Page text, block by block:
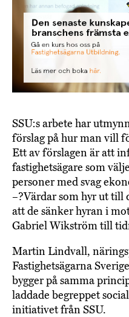
SSU:s arbete har
förslag på hur man vill
Ett av förslagen är att
fastighetsägare som
personer med svag
–?Värdar som hyr ut till
att de sänker hyran i
Gabriel Wikström till
Martin Lindvall,
Fastighetsägarna
bygger på samma
laddade begreppet
initiativet från SSU.